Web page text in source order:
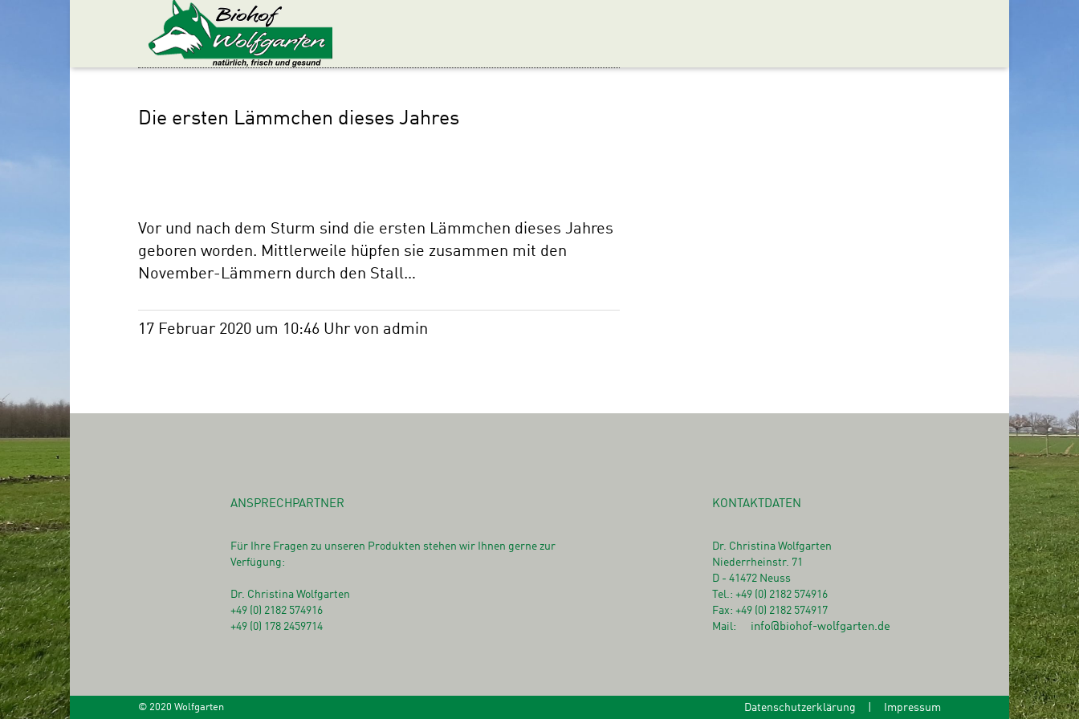
Die ersten Lämmchen dieses Jahres
Vor und nach dem Sturm sind die ersten Lämmchen dieses Jahres
geboren worden. Mittlerweile hüpfen sie zusammen mit den
November-Lämmern durch den Stall…
17 Februar 2020 um 10:46 Uhr von admin
ANSPRECHPARTNER
Für Ihre Fragen zu unseren Produkten stehen wir Ihnen gerne zur
Verfügung:
Dr. Christina Wolfgarten
+49 (0) 2182 574916
+49 (0) 178 2459714
KONTAKTDATEN
Dr. Christina Wolfgarten
Niederrheinstr. 71
D - 41472 Neuss
Tel.: +49 (0) 2182 574916
Fax: +49 (0) 2182 574917
Mail:
info@biohof-wolfgarten.de
© 2020 Wolfgarten Datenschutzerklärung Impressum